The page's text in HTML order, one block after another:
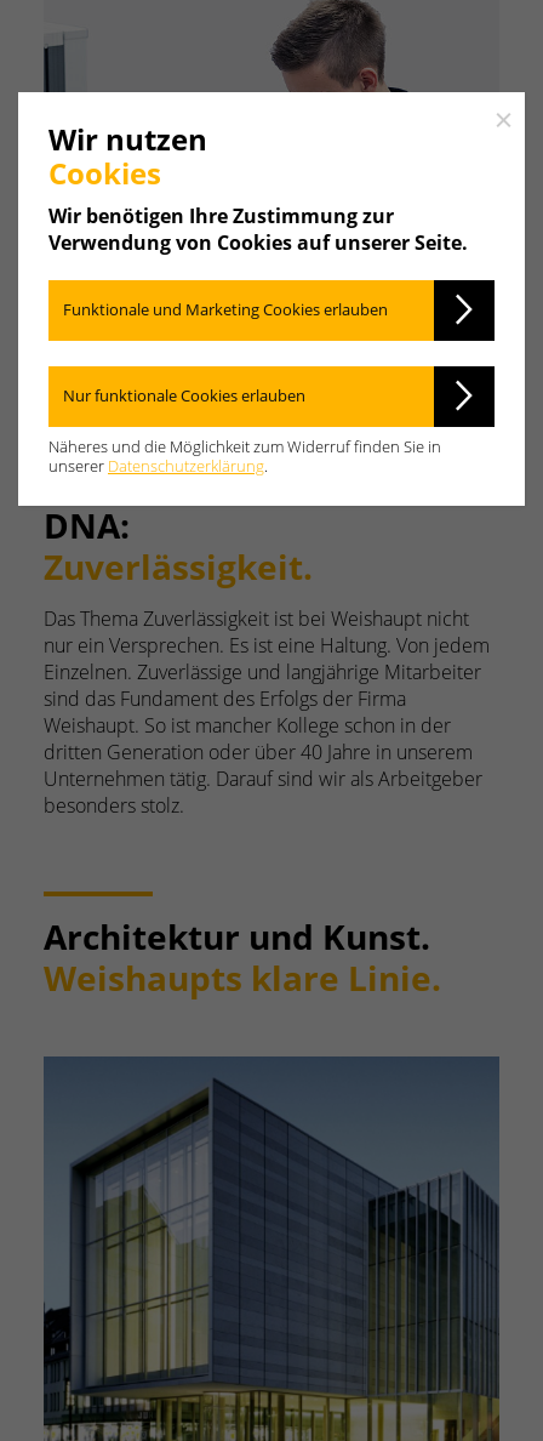
Viele Mitarbeiter, eine
DNA:
Zuverlässigkeit.
Das Thema Zuverlässigkeit ist bei Weishaupt nicht
nur ein Versprechen. Es ist eine Haltung. Von jedem
Einzelnen. Zuverlässige und langjährige Mitarbeiter
sind das Fundament des Erfolgs der Firma
Weishaupt. So ist mancher Kollege schon in der
dritten Generation oder über 40 Jahre in unserem
Unternehmen tätig. Darauf sind wir als Arbeitgeber
besonders stolz.
Architektur und Kunst.
Weishaupts klare Linie.
Close
Wir nutzen
Cookies
Wir benötigen Ihre Zustimmung zur
Verwendung von Cookies auf unserer Seite.
Funktionale und Marketing Cookies erlauben
Nur funktionale Cookies erlauben
Näheres und die Möglichkeit zum Widerruf finden Sie in
unserer Datenschutzerklärung.